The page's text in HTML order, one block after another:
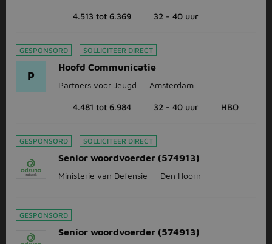
4.513 tot 6.369 32 - 40 uur
GESPONSORD SOLLICITEER DIRECT
P
Hoofd Communicatie
Partners voor Jeugd Amsterdam
4.481 tot 6.984 32 - 40 uur HBO
GESPONSORD SOLLICITEER DIRECT
Senior woordvoerder (574913)
Ministerie van Defensie Den Hoorn
GESPONSORD
Senior woordvoerder (574913)